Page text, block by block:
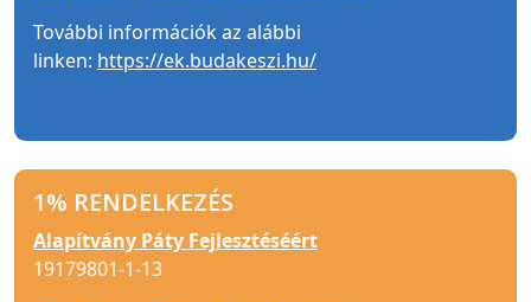
További információk az alábbi
linken: https://ek.budakeszi.hu/
1% RENDELKEZÉS
Alapítvány Páty Fejlesztéséért
19179801-1-13